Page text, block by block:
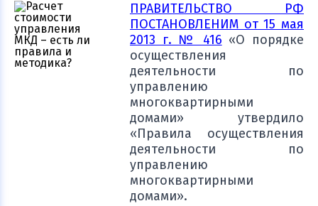
ПРАВИТЕЛЬСТВО РФ
ПОСТАНОВЛЕНИМ от 15 мая
2013 г. № 416 «О порядке
осуществления
деятельности по
управлению
многоквартирными
домами» утвердило
«Правила осуществления
деятельности по
управлению
многоквартирными
домами».